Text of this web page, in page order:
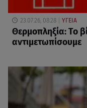
23.07.26, 08:28 ΥΓΕΙΑ
Θερμοπληξία: Το
αντιμετωπίσουμε